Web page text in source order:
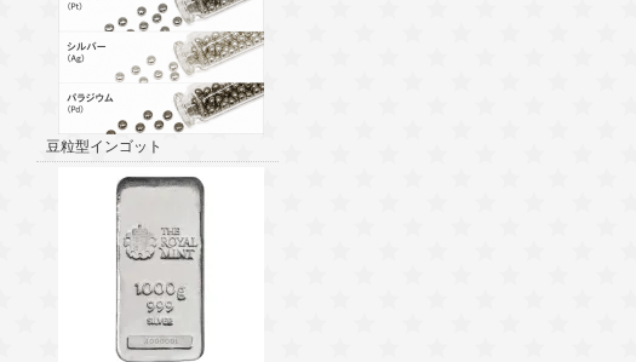
豆粒型インゴット